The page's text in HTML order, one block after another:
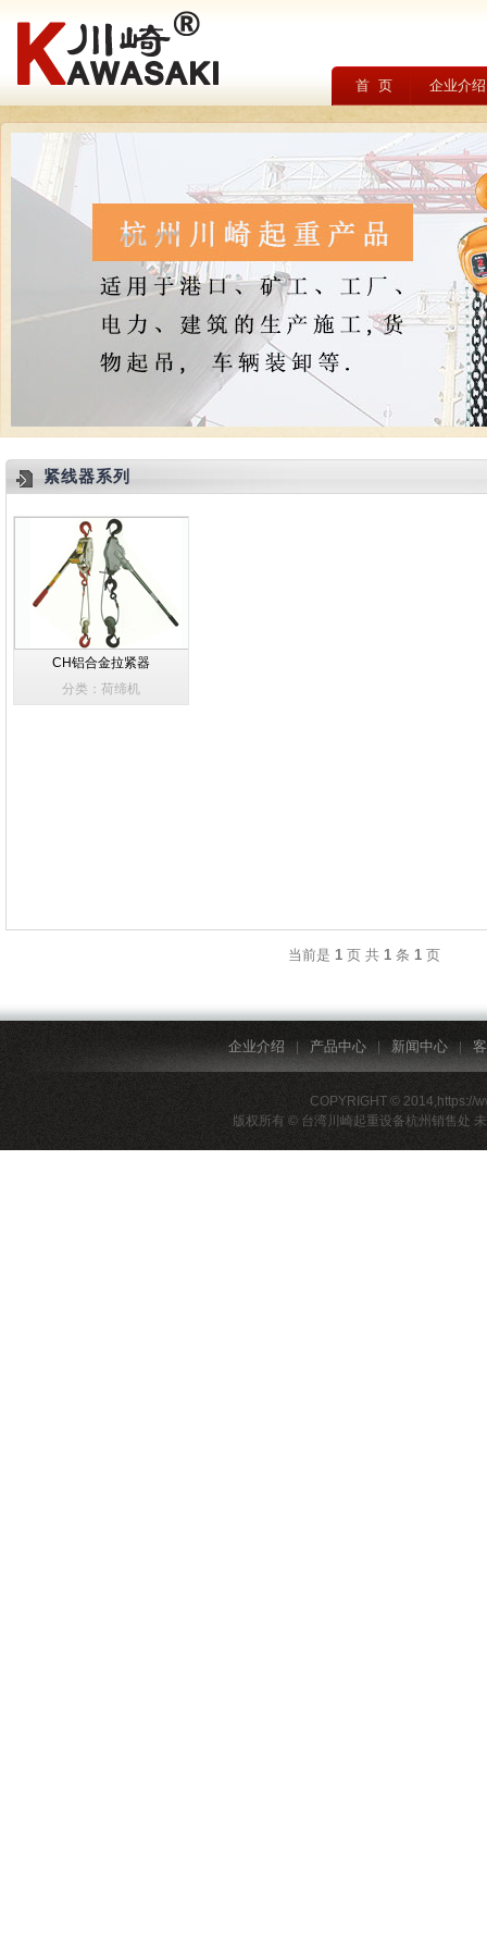
首 页 企业介绍
紧线器系列
CH铝合金拉紧器
分类：荷缔机
当前是 1页 共 1条 1页
企业介绍 产品中心 新闻中心
COPYRIGHT © 2014,https://
版权所有 © 台湾川崎起重设备杭州销售处